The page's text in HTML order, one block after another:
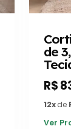
de
R$
12xde
Ver